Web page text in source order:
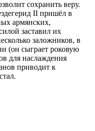
сохранить веру.
II пришёл в
армянских,
заставил их
заложников, в
(он сыграет роковую
для наслаждения
приводит к